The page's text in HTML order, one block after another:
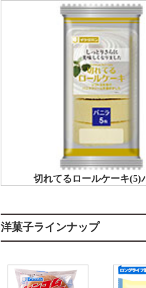
切れてるロールケーキ(5)
洋菓子ラインナップ